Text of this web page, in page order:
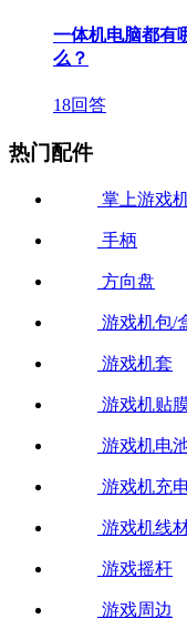
一体机电脑都有
么？
18回答
热门配件
掌上游戏
手柄
方向盘
游戏机包/
游戏机套
游戏机贴
游戏机电
游戏机充
游戏机线
游戏摇杆
游戏周边